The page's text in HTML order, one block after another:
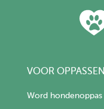
VOOR OPPASSEN
Word hondenoppas